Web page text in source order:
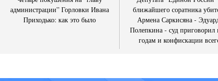
администрации” Горловки Ивана
Приходько: как это было
ближайшего соратника
Армена Саркисяна -
Полепкина - суд приговорил
годам и конфискации